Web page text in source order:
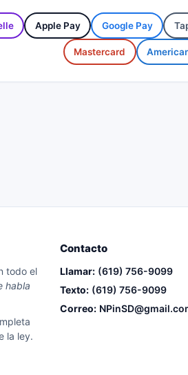
Apple Pay Google Pay
Mastercard
todo el
habla
la ley.
Contacto
Llamar: (619) 756-9099
Texto: (619) 756-9099
Correo: